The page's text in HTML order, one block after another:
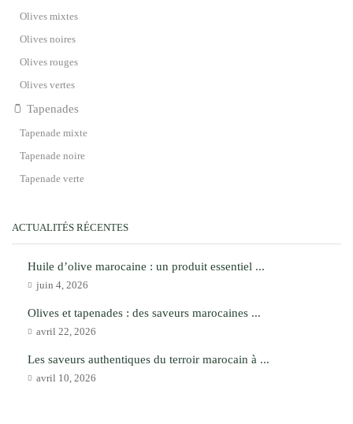
Olives mixtes
Olives noires
Olives rouges
Olives vertes
🫙 Tapenades
Tapenade mixte
Tapenade noire
Tapenade verte
ACTUALITÉS RÉCENTES
Huile d’olive marocaine : un produit essentiel ...
juin 4, 2026
Olives et tapenades : des saveurs marocaines ...
avril 22, 2026
Les saveurs authentiques du terroir marocain à ...
avril 10, 2026